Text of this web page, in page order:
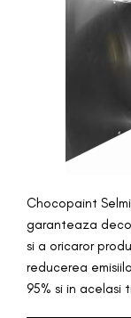
Chocopaint
garanteaza
si a oricaror
reducerea
95% si in acelasi